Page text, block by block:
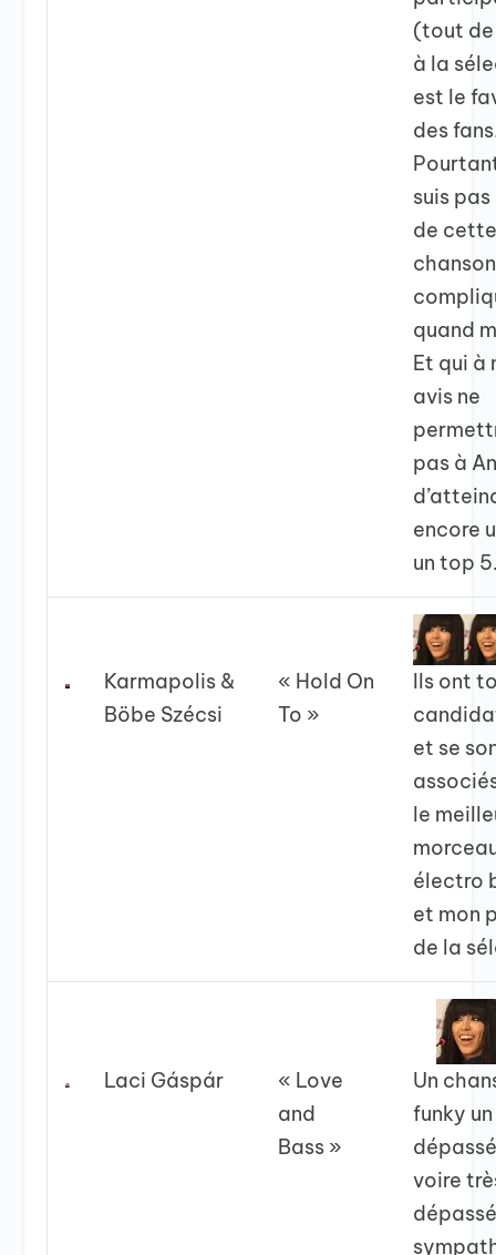
(tout
à la
est le
des
suis pas
de
quand
Et qui à
avis ne
pas à
encore
un top
Karmapolis &
Böbe Szécsi
« Hold On
To »
Ils ont
et se
le
électro
et mon
de la
Laci Gáspár
« Love
and
Bass »
Un
funky
voire